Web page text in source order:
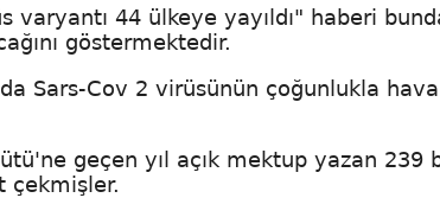
44 ülkeye yayıldı" haberi
göstermektedir.
Sars-Cov 2 virüsünün çoğunlukla hava
geçen yıl açık mektup yazan 239
çekmişler.